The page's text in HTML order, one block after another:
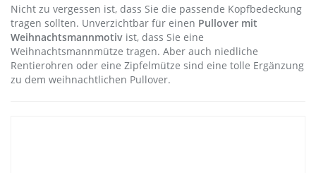
Nicht zu vergessen ist, dass Sie die passende Kopfbedeckung
tragen sollten. Unverzichtbar für einen Pullover mit
Weihnachtsmannmotiv ist, dass Sie eine
Weihnachtsmannmütze tragen. Aber auch niedliche
Rentierohren oder eine Zipfelmütze sind eine tolle Ergänzung
zu dem weihnachtlichen Pullover.